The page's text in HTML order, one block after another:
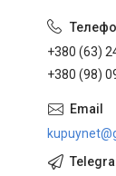
+380 (63)
+380 (98)